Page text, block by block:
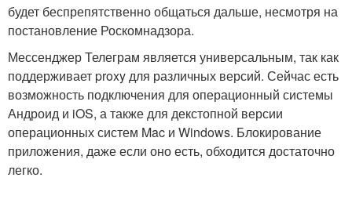
будет беспрепятственно общаться дальше, несмотря на
постановление Роскомнадзора.
Мессенджер Телеграм является универсальным, так как
поддерживает proxy для различных версий. Сейчас есть
возможность подключения для операционный системы
Андроид и iOS, а также для декстопной версии
операционных систем Mac и Windows. Блокирование
приложения, даже если оно есть, обходится достаточно
легко.